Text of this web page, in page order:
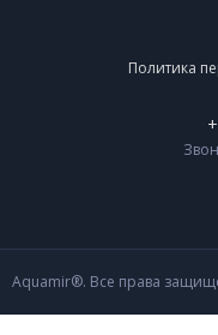
Политика
Aquamir®. Все права